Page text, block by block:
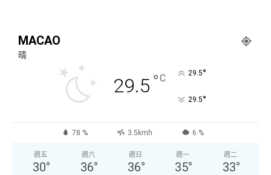
MACAO
晴
29.5 °C 29.5°
29.5°
78 % 3.5kmh 6 %
週五
30°
週六
36°
週日
36°
週一
35°
週二
33°